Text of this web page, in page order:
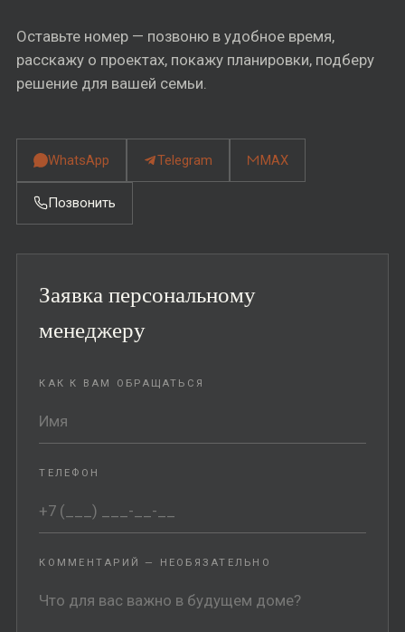
Оставьте номер — позвоню в удобное время,
расскажу о проектах, покажу планировки, подберу
решение для вашей семьи.
WhatsApp Telegram MAX
Позвонить
Заявка персональному
менеджеру
КАК К ВАМ ОБРАЩАТЬСЯ
ТЕЛЕФОН
КОММЕНТАРИЙ — НЕОБЯЗАТЕЛЬНО